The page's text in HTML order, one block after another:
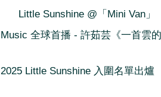
Little Sunshine @「Mini Van」
Music 全球首播 - 許茹芸《一首雲
2025 Little Sunshine 入圍名單出爐